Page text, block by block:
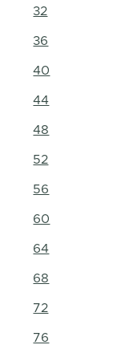
32
36
40
44
48
52
56
60
64
68
72
76